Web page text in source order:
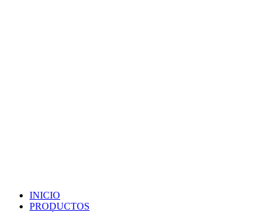
INICIO
PRODUCTOS